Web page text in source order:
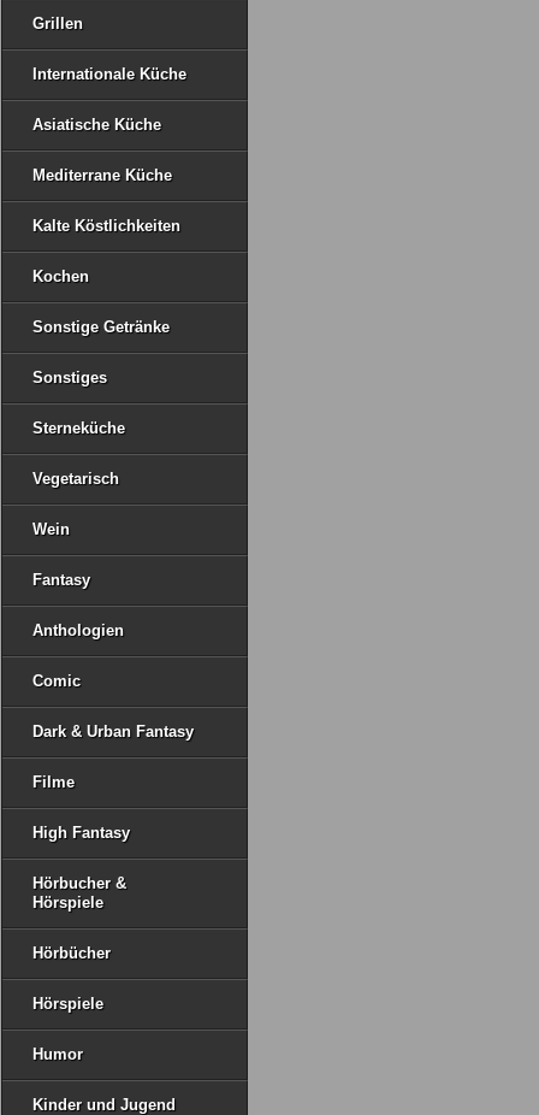
Grillen
Internationale Küche
Asiatische Küche
Mediterrane Küche
Kalte Köstlichkeiten
Kochen
Sonstige Getränke
Sonstiges
Sterneküche
Vegetarisch
Wein
Fantasy
Anthologien
Comic
Dark & Urban Fantasy
Filme
High Fantasy
Hörbucher &
Hörspiele
Hörbücher
Hörspiele
Humor
Kinder und Jugend